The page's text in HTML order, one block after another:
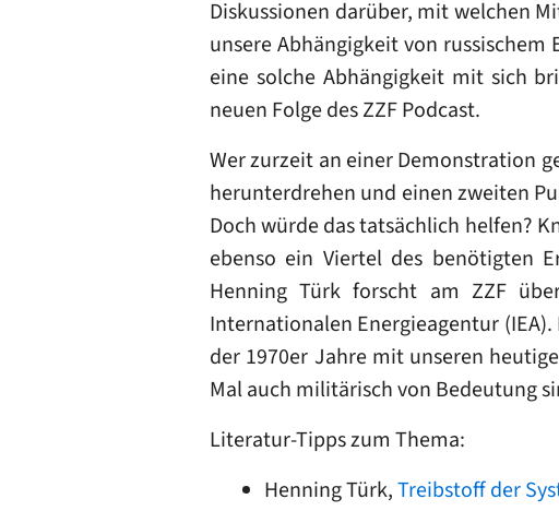
Diskussionen darüber, mit welchen
unsere Abhängigkeit von russischem
eine solche Abhängigkeit mit sich
neuen Folge des ZZF Podcast.
Wer zurzeit an einer Demonstration
herunterdrehen und einen zweiten
Doch würde das tatsächlich helfen?
ebenso ein Viertel des benötigten
Henning Türk forscht am ZZF
Internationalen Energieagentur
der 1970er Jahre mit unseren
Mal auch militärisch von Bedeutung
Literatur-Tipps zum Thema:
Henning Türk,Treibstoff der